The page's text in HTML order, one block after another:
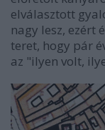
elválasztott
nagy lesz, ezért
teret, hogy pár
az "ilyen volt,